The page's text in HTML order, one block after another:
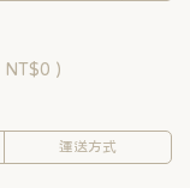
NT$0 )
運送方式